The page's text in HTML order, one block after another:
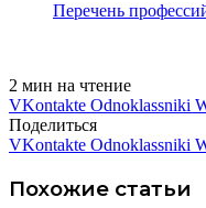
Перечень
2 мин на чтение
VKontakte Odnoklassniki
Поделиться
VKontakte Odnoklassniki
Похожие статьи